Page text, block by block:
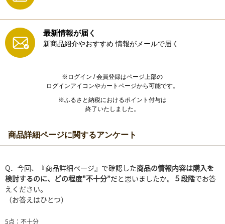
最新情報が届く
新商品紹介やおすすめ 情報がメールで届く
※ログイン / 会員登録はページ上部の
ログインアイコンやカートページから可能です。
※ふるさと納税におけるポイント付与は
終了いたしました。
商品詳細ページに関するアンケート